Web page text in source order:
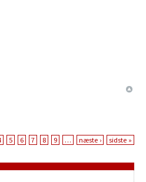
5 6 7 8 9 … næste › sidste »